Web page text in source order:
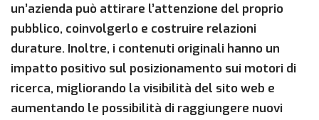
un’azienda può attirare l’attenzione del proprio
pubblico, coinvolgerlo e costruire relazioni
durature. Inoltre, i contenuti originali hanno un
impatto positivo sul posizionamento sui motori di
ricerca, migliorando la visibilità del sito web e
aumentando le possibilità di raggiungere nuovi